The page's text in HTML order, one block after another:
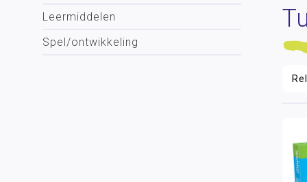
Leermiddelen
Spel/ontwikkeling